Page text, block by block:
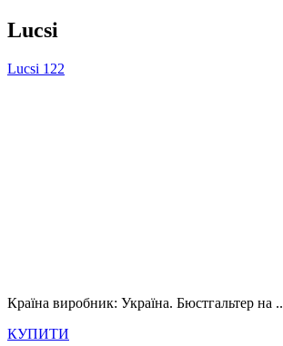
Lucsi
Lucsi 122
Країна виробник: Україна. Бюстгальтер на
КУПИТИ